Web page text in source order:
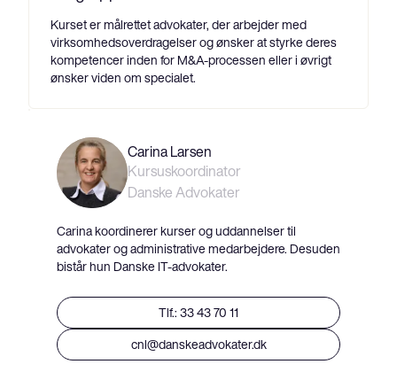
Kurset er målrettet advokater, der arbejder med
virksomhedsoverdragelser og ønsker at styrke deres
kompetencer inden for M&A-processen eller i øvrigt
ønsker viden om specialet.
Carina Larsen
Kursuskoordinator
Danske Advokater
Carina koordinerer kurser og uddannelser til
advokater og administrative medarbejdere. Desuden
bistår hun Danske IT-advokater.
Tlf.: 33 43 70 11
cnl@danskeadvokater.dk